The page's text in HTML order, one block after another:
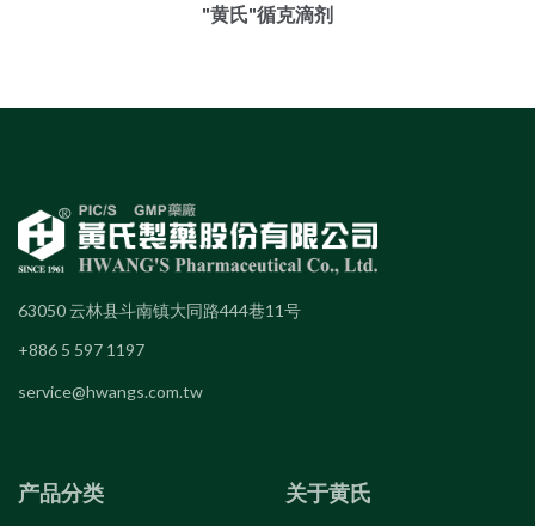
"黄氏"循克滴剂
63050 云林县斗南镇大同路444巷11号
+886 5 597 1197
service@hwangs.com.tw
产品分类 关于黄氏